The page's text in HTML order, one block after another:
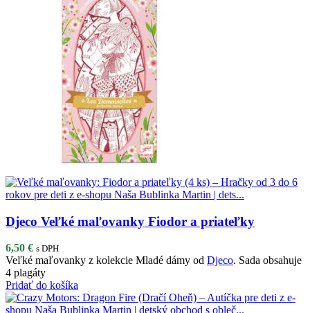
Djeco Veľké maľovanky Fiodor a priateľky
6,50 € s DPH
Veľké maľovanky z kolekcie Mladé dámy od Djeco. Sada obsahuje
4 plagáty
Pridať do košíka